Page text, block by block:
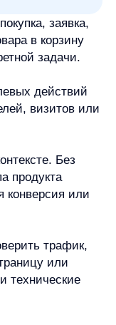
обеспечения